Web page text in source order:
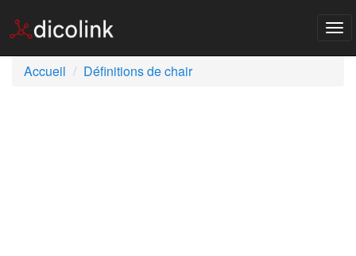
Accueil
Définitions de chair